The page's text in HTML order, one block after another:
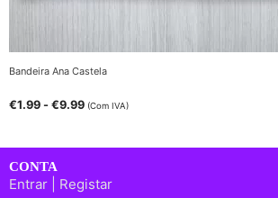
Bandeira Ana Castela
€1.99 - €9.99 (Com IVA)
CONTA
Entrar | Registar